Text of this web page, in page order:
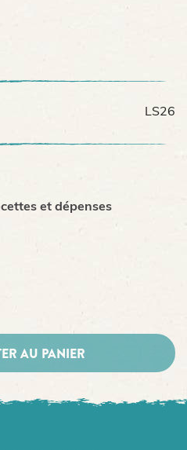
LS26
et dépenses
AU PANIER